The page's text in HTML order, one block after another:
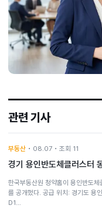
관련 기사
부동산 • 08.07 • 조회 11
경기 용인반도체클러스터
한국부동산원 청약홈이 용인반도
를 공개했다. 공급 위치: 경기도 용
D1…